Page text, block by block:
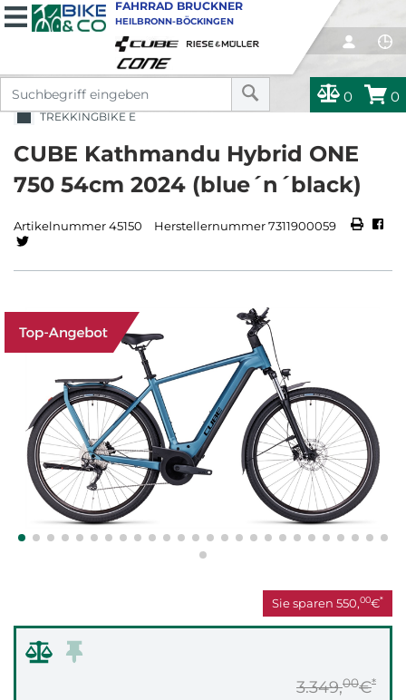
0 0
FAHRRAD BRUCKNER
HEILBRONN-BÖCKINGEN
TREKKINGBIKE E
CUBE Kathmandu Hybrid ONE
750 54cm 2024 (blue´n´black)
Artikelnummer 45150 Herstellernummer 7311900059
Sie sparen 550,00€*
3.349,00€*